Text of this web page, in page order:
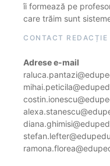
îi formează pe
care trăim sunt
CONTACT REDACȚIE
Adrese e-mail